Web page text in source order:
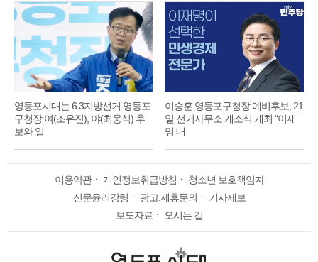
구
영등포시대는 6.3지방선거 영등포
구청장 여(조유진), 야(최웅식) 후
보와 일
구
이승훈 영등포구청장 예비후보, 21
일 선거사무소 개소식 개최 “이재
명 대
이용약관ㆍ 개인정보취급방침 ㆍ 청소년 보호책임자
신문윤리강령 ㆍ 광고.제휴문의 ㆍ 기사제보
보도자료ㆍ 오시는 길